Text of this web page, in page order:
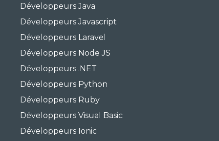
Développeurs Java
Développeurs Javascript
Développeurs Laravel
Développeurs Node JS
Développeurs .NET
Développeurs Python
Développeurs Ruby
Développeurs Visual Basic
Développeurs Ionic